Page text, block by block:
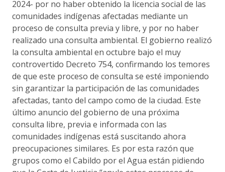
2024- por no haber obtenido la licencia social de las
comunidades indígenas afectadas mediante un
proceso de consulta previa y libre, y por no haber
realizado una consulta ambiental. El gobierno realizó
la consulta ambiental en octubre bajo el muy
controvertido Decreto 754, confirmando los temores
de que este proceso de consulta se esté imponiendo
sin garantizar la participación de las comunidades
afectadas, tanto del campo como de la ciudad. Este
último anuncio del gobierno de una próxima
consulta libre, previa e informada con las
comunidades indígenas está suscitando ahora
preocupaciones similares. Es por esta razón que
grupos como el Cabildo por el Agua están pidiendo